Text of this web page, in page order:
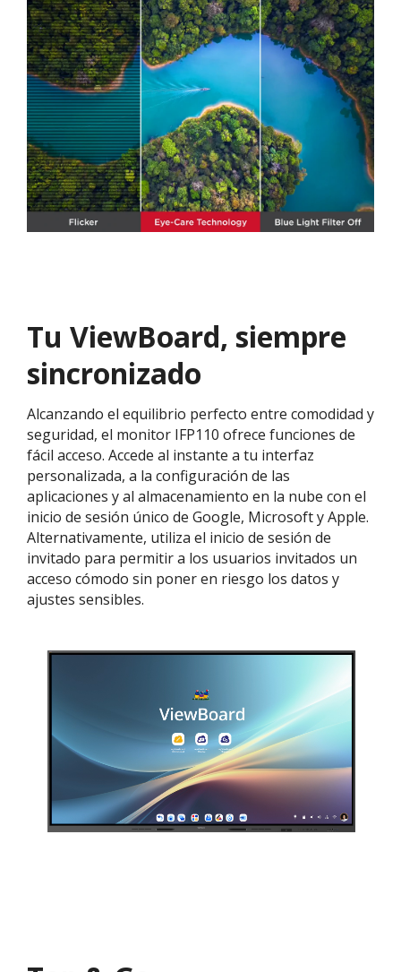
Tu ViewBoard, siempre
sincronizado
Alcanzando el equilibrio perfecto entre comodidad y
seguridad, el monitor IFP110 ofrece funciones de
fácil acceso. Accede al instante a tu interfaz
personalizada, a la configuración de las
aplicaciones y al almacenamiento en la nube con el
inicio de sesión único de Google, Microsoft y Apple.
Alternativamente, utiliza el inicio de sesión de
invitado para permitir a los usuarios invitados un
acceso cómodo sin poner en riesgo los datos y
ajustes sensibles.